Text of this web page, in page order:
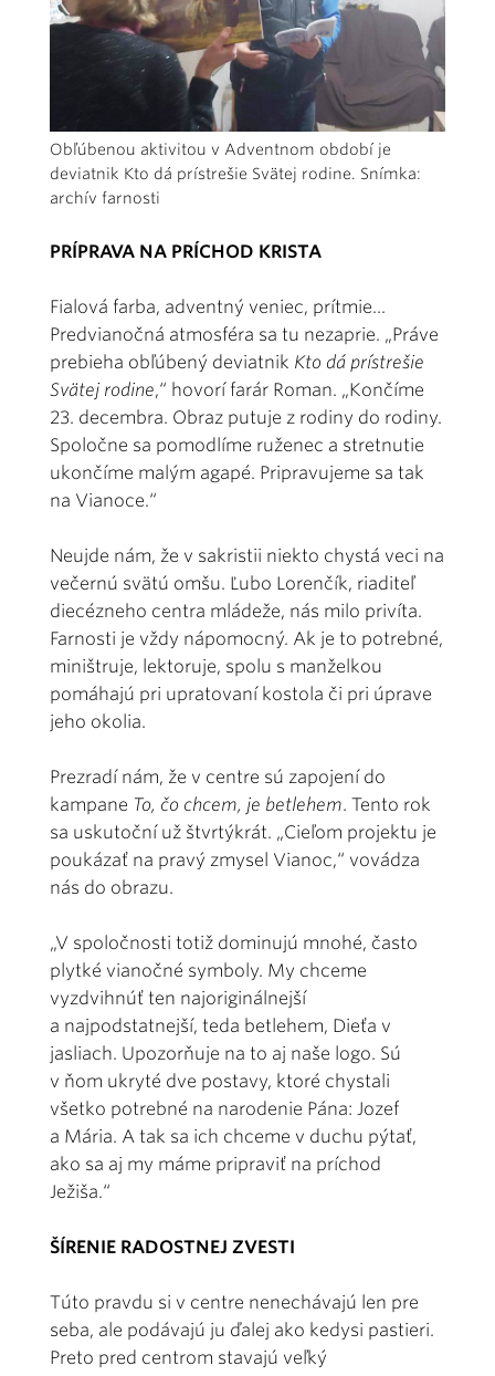
Obľúbenou aktivitou v Adventnom období je
deviatnik Kto dá prístrešie Svätej rodine. Snímka:
archív farnosti
PRÍPRAVA NA PRÍCHOD KRISTA
Fialová farba, adventný veniec, prítmie...
Predvianočná atmosféra sa tu nezaprie. „Práve
prebieha obľúbený deviatnik Kto dá prístrešie
Svätej rodine,“ hovorí farár Roman. „Končíme
23. decembra. Obraz putuje z rodiny do rodiny.
Spoločne sa pomodlíme ruženec a stretnutie
ukončíme malým agapé. Pripravujeme sa tak
na Vianoce.“
Neujde nám, že v sakristii niekto chystá veci na
večernú svätú omšu. Ľubo Lorenčík, riaditeľ
diecézneho centra mládeže, nás milo privíta.
Farnosti je vždy nápomocný. Ak je to potrebné,
miništruje, lektoruje, spolu s manželkou
pomáhajú pri upratovaní kostola či pri úprave
jeho okolia.
Prezradí nám, že v centre sú zapojení do
kampane To, čo chcem, je betlehem. Tento rok
sa uskutoční už štvrtýkrát. „Cieľom projektu je
poukázať na pravý zmysel Vianoc,“ vovádza
nás do obrazu.
„V spoločnosti totiž dominujú mnohé, často
plytké vianočné symboly. My chceme
vyzdvihnúť ten najoriginálnejší
a najpodstatnejší, teda betlehem, Dieťa v
jasliach. Upozorňuje na to aj naše logo. Sú
v ňom ukryté dve postavy, ktoré chystali
všetko potrebné na narodenie Pána: Jozef
a Mária. A tak sa ich chceme v duchu pýtať,
ako sa aj my máme pripraviť na príchod
Ježiša.“
ŠÍRENIE RADOSTNEJ ZVESTI
Túto pravdu si v centre nenechávajú len pre
seba, ale podávajú ju ďalej ako kedysi pastieri.
Preto pred centrom stavajú veľký